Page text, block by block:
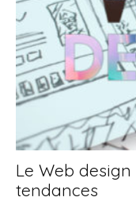
Le Web
tendances